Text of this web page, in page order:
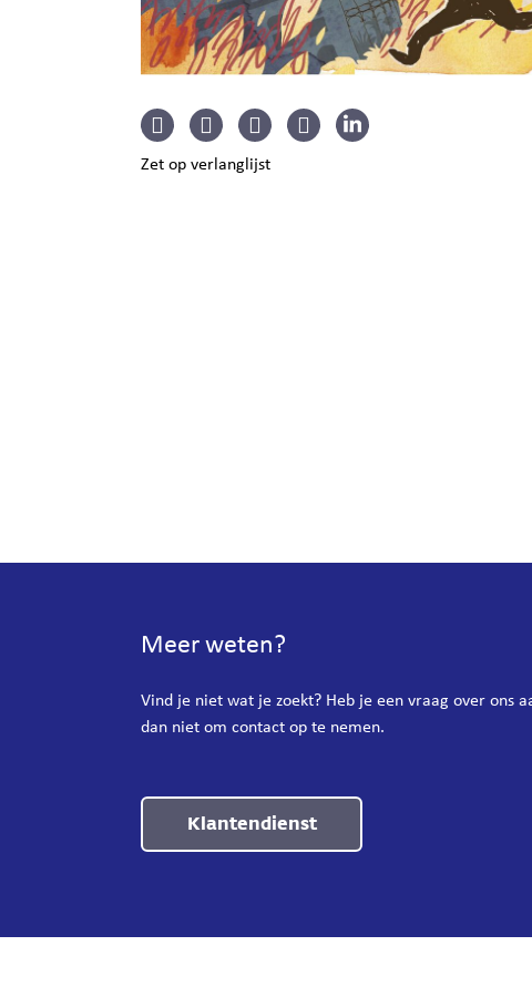
Zet op verlanglijst
Meer weten?
Vind je niet wat je zoekt? Heb je een vraag over ons
dan niet om contact op te nemen.
Klantendienst